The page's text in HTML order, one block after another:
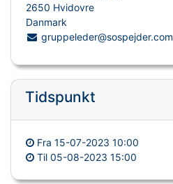
2650 Hvidovre
Danmark
gruppeleder@sospejder.com
Tidspunkt
Fra 15-07-2023 10:00
Til 05-08-2023 15:00